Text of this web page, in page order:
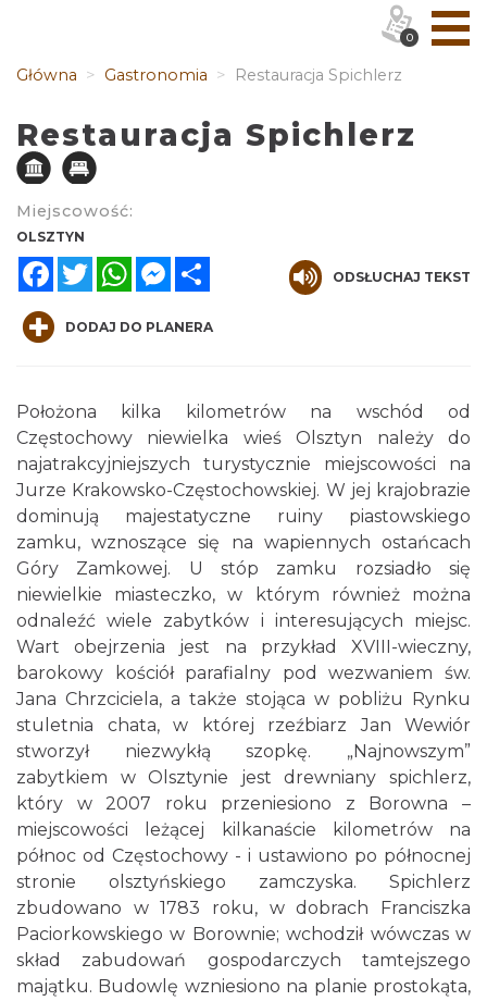
Główna Gastronomia Restauracja Spichlerz
Restauracja Spichlerz
Miejscowość:
OLSZTYN
FacebookTwitterWhatsAppMessenger
ODSŁUCHAJ TEKST
DODAJ DO PLANERA
Położona kilka kilometrów na wschód od
Częstochowy niewielka wieś Olsztyn należy do
najatrakcyjniejszych turystycznie miejscowości na
Jurze Krakowsko-Częstochowskiej. W jej krajobrazie
dominują majestatyczne ruiny piastowskiego
zamku, wznoszące się na wapiennych ostańcach
Góry Zamkowej. U stóp zamku rozsiadło się
niewielkie miasteczko, w którym również można
odnaleźć wiele zabytków i interesujących miejsc.
Wart obejrzenia jest na przykład XVIII-wieczny,
barokowy kościół parafialny pod wezwaniem św.
Jana Chrzciciela, a także stojąca w pobliżu Rynku
stuletnia chata, w której rzeźbiarz Jan Wewiór
stworzył niezwykłą szopkę. „Najnowszym”
zabytkiem w Olsztynie jest drewniany spichlerz,
który w 2007 roku przeniesiono z Borowna –
miejscowości leżącej kilkanaście kilometrów na
północ od Częstochowy - i ustawiono po północnej
stronie olsztyńskiego zamczyska. Spichlerz
zbudowano w 1783 roku, w dobrach Franciszka
Paciorkowskiego w Borownie; wchodził wówczas w
skład zabudowań gospodarczych tamtejszego
majątku. Budowlę wzniesiono na planie prostokąta,
0